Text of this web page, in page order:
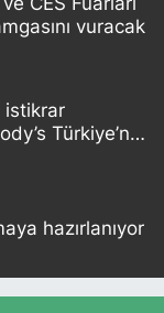
vuracak
istikrar
Türkiye’nin
hazırlanıyor